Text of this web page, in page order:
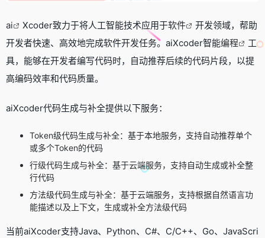
ai Xcoder致力于将人工智能技术应用于软件
开发领域，帮助
开发者快速、高效地完成软件开发任务。aiXcoder智能编程
工
具，能够在开发者编写代码时，自动推荐后续的代码片段，以提
高编码效率和代码质量。
aiXcoder代码生成与补全提供以下服务：
Token级代码生成与补全：基于本地服务，支持自动推荐单个
或多个Token的代码
行级代码生成与补全：基于云端服务，支持自动生成或补全整
行代码
方法级代码生成与补全：基于云端服务，支持根据自然语言功
能描述以及上下文，生成或补全方法级代码
当前aiXcoder支持Java、Python、C#、C/C++、Go、JavaScri